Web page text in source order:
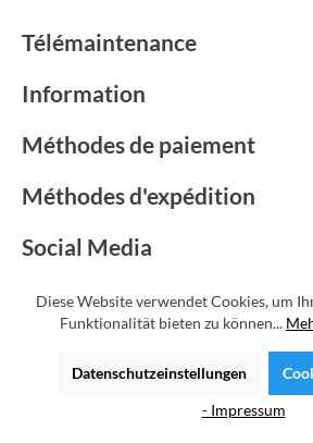
Télémaintenance
Information
Méthodes de paiement
Méthodes d'expédition
Social Media
Certificats
* Tous les prix incluent la TVA, plus les
éventuels frais de livraison, sauf
© Copyright 2026 | Shopware Theme
Diese Website verwendet Cookies, um
Funktionalität bieten zu können...
Datenschutzeinstellungen
- Impressum